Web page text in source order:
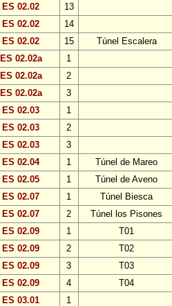
ES 02.02
13
ES 02.02
14
ES 02.02
15
Túnel Escalera
ES 02.02a
1
ES 02.02a
2
ES 02.02a
3
ES 02.03
1
ES 02.03
2
ES 02.03
3
ES 02.04
1
Túnel de Mareo
ES 02.05
1
Túnel de Aveno
ES 02.07
1
Túnel Biesca
ES 02.07
2
Túnel los Pisones
ES 02.09
1
T01
ES 02.09
2
T02
ES 02.09
3
T03
ES 02.09
4
T04
ES 03.01
1